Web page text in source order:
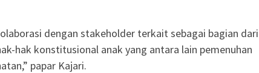
dengan stakeholder terkait sebagai bagian dari
hak konstitusional anak yang antara lain pemenuhan
papar Kajari.